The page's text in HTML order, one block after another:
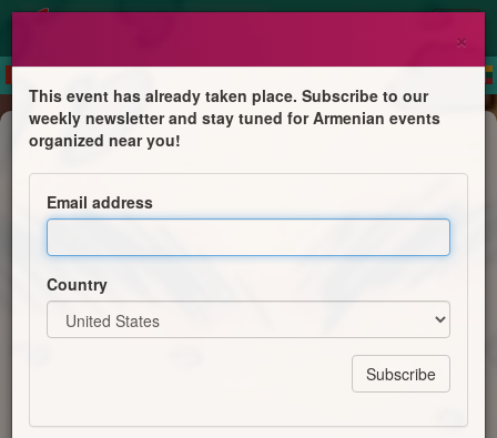
Book Presentation
Rencontre dédicace à La Rochelle
Les Quat'z'arts - Libraire et disquaire
×
This event has already taken place. Subscribe to our
weekly newsletter and stay tuned for Armenian events
organized near you!
Email address
Country